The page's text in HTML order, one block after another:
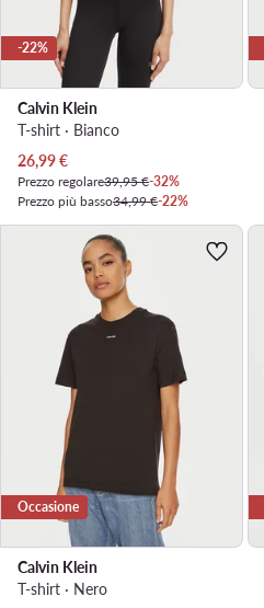
-22%
Calvin Klein
T-shirt · Bianco
Prezzo attuale
26,99€
Prezzo regolare39,95 €-32%
Prezzo più basso34,99 €-22%
Occasione
Calvin Klein
T-shirt · Nero